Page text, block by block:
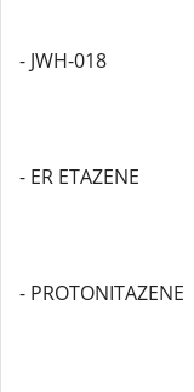
- JWH-018
- ER ETAZENE
- PROTONITAZENE